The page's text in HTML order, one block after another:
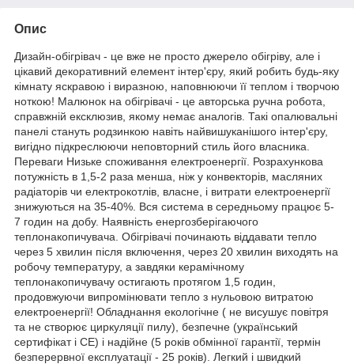
Опис
Дизайн-обігрівач - це вже не просто джерело обігріву, але і
цікавий декоративний елемент інтер'єру, який робить будь-яку
кімнату яскравою і виразною, наповнюючи її теплом і творчою
ноткою! Малюнок на обігрівачі - це авторська ручна робота,
справжній ексклюзив, якому немає аналогів. Такі опалювальні
панелі стануть родзинкою навіть найвишуканішого інтер'єру,
вигідно підкреслюючи неповторний стиль його власника.
Переваги Низьке споживання електроенергії. Розрахункова
потужність в 1,5-2 раза менша, ніж у конвекторів, масляних
радіаторів чи електрокотлів, власне, і витрати електроенергії
знижуються на 35-40%. Вся система в середньому працює 5-
7 годин на добу. Наявність енергозберігаючого
теплонакопичувача. Обігрівачі починають віддавати тепло
через 5 хвилин після включення, через 20 хвилин виходять на
робочу температуру, а завдяки керамічному
теплонакопичувачу остигають протягом 1,5 годин,
продовжуючи випромінювати тепло з нульовою витратою
електроенергії! Обладнання екологічне ( не висушує повітря
та не створює циркуляції пилу), безпечне (український
сертифікат і СЕ) і надійне (5 років обмінної гарантії, термін
безперервної експлуатації - 25 років). Легкий і швидкий